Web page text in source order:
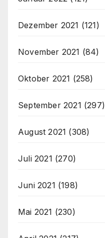
Dezember 2021 (121)
November 2021 (84)
Oktober 2021 (258)
September 2021 (297)
August 2021 (308)
Juli 2021 (270)
Juni 2021 (198)
Mai 2021 (230)